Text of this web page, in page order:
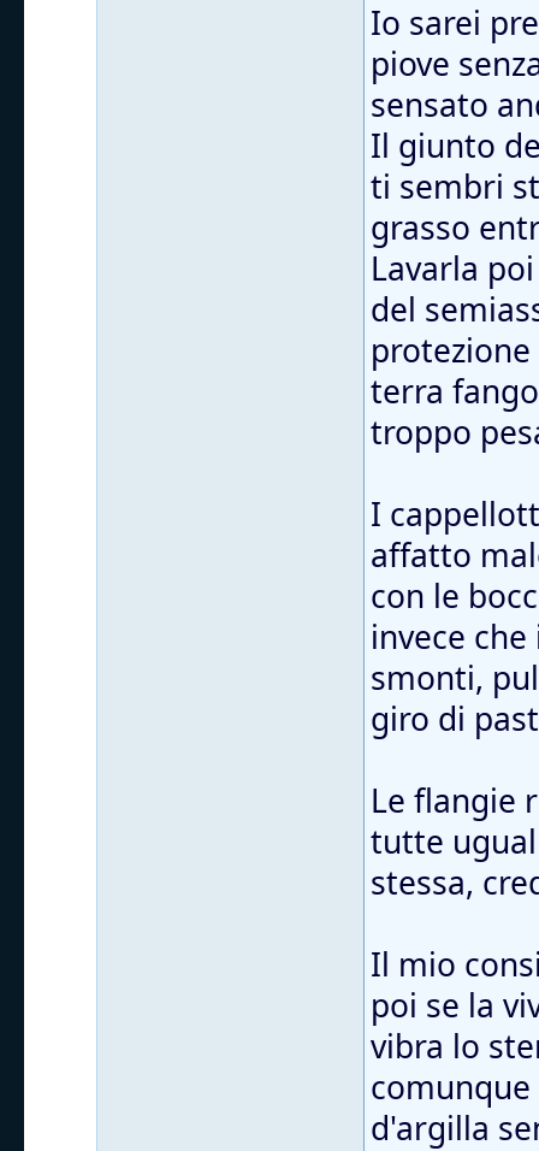
Io sarei
piove
sensato
Il giunto
ti sembri
grasso
Lavarla
del
terra
troppo
I
affatto
con le
invece
smonti,
giro di
Le flangie
tutte
stessa,
Il mio
poi se la
vibra lo
d'argilla